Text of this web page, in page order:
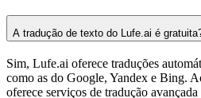
A tradução de texto do Lufe.ai é
Sim, Lufe.ai oferece traduções
como as do Google, Yandex e Bing.
oferece serviços de tradução